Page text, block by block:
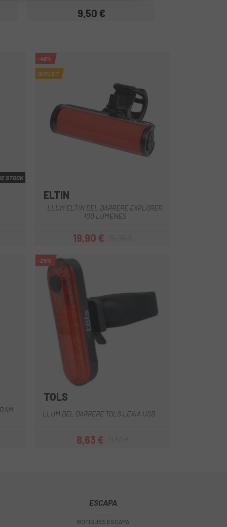
Preu
9,50 €
STOCK
-46%
OUTLET
ELTIN
LLUM ELTIN DEL DARRERE EXPLORER
100 LUMENES
Preu
19,90 €Preu regular
-25%
TOLS
LLUM DEL DARRERE TOLS LEXIA USB
Preu
8,63 €Preu regular
ESCAPA
BOTIGUES ESCAPA